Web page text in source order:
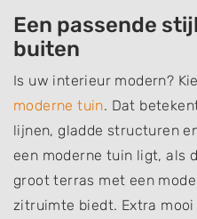
Een passende
buiten
Is uw interieur modern?
moderne tuin. Dat
lijnen, gladde structuren
een moderne tuin ligt, als
groot terras met een
zitruimte biedt. Extra